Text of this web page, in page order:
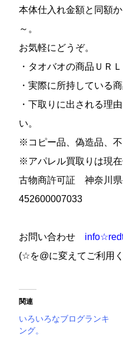
本体仕入れ金額と同額
～。
お気軽にどうぞ。
・タオバオの商品ＵＲＬ
・実際に所持している
・下取りに出される理
い。
※コピー品、偽造品、不
※アパレル買取りは現在
古物商許可証 神奈川
452600007033
お問い合わせ
(☆を@に変えてご利用
関連
いろいろなブログランキ
ング。